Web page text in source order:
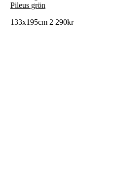
Pileus grön
133x195cm 2 290kr